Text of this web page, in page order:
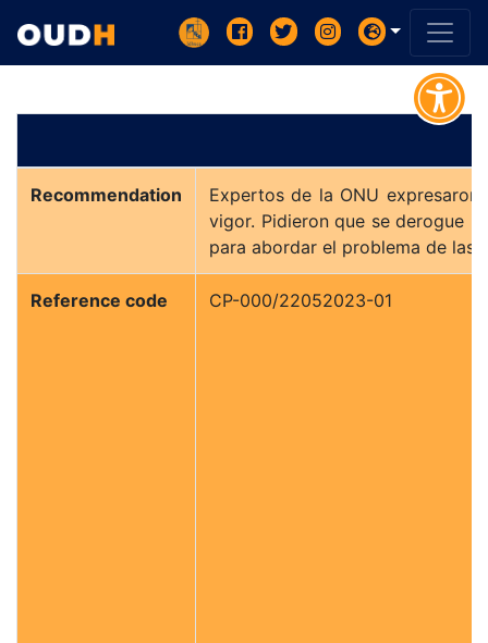
Recommendation
Expertos de la ONU
vigor. Pidieron que se derogue
para abordar el problema de las
Reference code CP-000/22052023-01